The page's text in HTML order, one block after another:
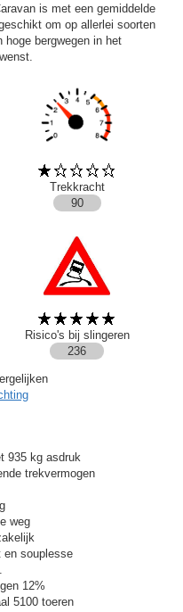
is met een gemiddelde
om op allerlei soorten
hoge bergwegen in het
Trekkracht
90
Risico's bij slingeren
236
935 kg asdruk
trekvermogen
weg
en souplesse
12%
5100 toeren